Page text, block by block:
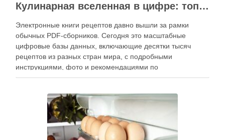
Кулинарная вселенная в цифре: топ-3 самых больших электронных книг рецептов
Электронные книги рецептов давно вышли за рамки
обычных PDF-сборников. Сегодня это масштабные
цифровые базы данных, включающие десятки тысяч
рецептов из разных стран мира, с подробными
инструкциями, фото и рекомендациями по
приготовлению. В отличие от печатных изданий,
контент, расширять коллекции блюд и добавлять новые
функции. Ниже …